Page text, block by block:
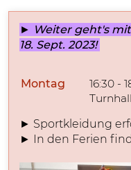
► Weiter geht's
18. Sept. 2023!
Montag
16:30 -
► Sportkleidung
► In den Ferien